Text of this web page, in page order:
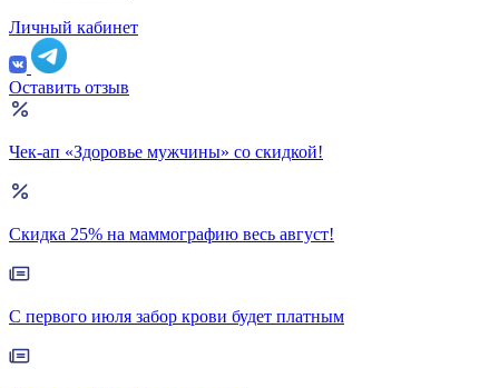
Личный кабинет
Оставить отзыв
Чек-ап «Здоровье мужчины» со скидкой!
Скидка 25% на маммографию весь август!
С первого июля забор крови будет платным